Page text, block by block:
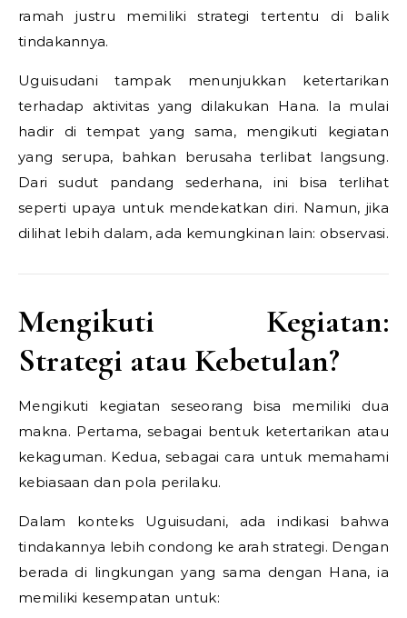
ramah justru memiliki strategi tertentu di balik
tindakannya.
Uguisudani tampak menunjukkan ketertarikan
terhadap aktivitas yang dilakukan Hana. Ia mulai
hadir di tempat yang sama, mengikuti kegiatan
yang serupa, bahkan berusaha terlibat langsung.
Dari sudut pandang sederhana, ini bisa terlihat
seperti upaya untuk mendekatkan diri. Namun, jika
dilihat lebih dalam, ada kemungkinan lain: observasi.
Mengikuti Kegiatan:
Strategi atau Kebetulan?
Mengikuti kegiatan seseorang bisa memiliki dua
makna. Pertama, sebagai bentuk ketertarikan atau
kekaguman. Kedua, sebagai cara untuk memahami
kebiasaan dan pola perilaku.
Dalam konteks Uguisudani, ada indikasi bahwa
tindakannya lebih condong ke arah strategi. Dengan
berada di lingkungan yang sama dengan Hana, ia
memiliki kesempatan untuk: